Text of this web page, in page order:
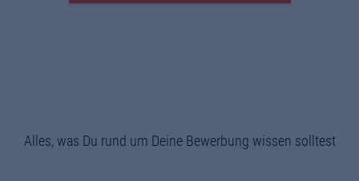
Alles, was Du rund um Deine Bewerbung wissen solltest